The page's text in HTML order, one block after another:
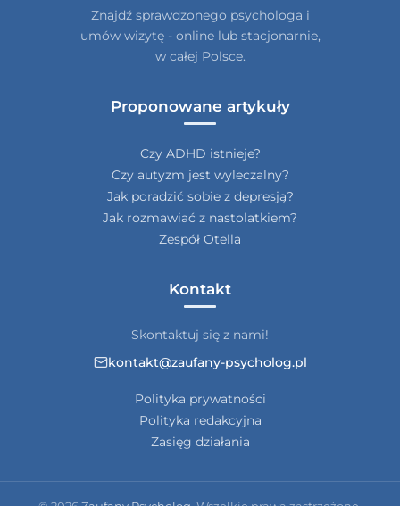
Znajdź sprawdzonego psychologa i
umów wizytę - online lub stacjonarnie,
w całej Polsce.
Proponowane artykuły
Czy ADHD istnieje?
Czy autyzm jest wyleczalny?
Jak poradzić sobie z depresją?
Jak rozmawiać z nastolatkiem?
Zespół Otella
Kontakt
Skontaktuj się z nami!
kontakt@zaufany-psycholog.pl
Polityka prywatności
Polityka redakcyjna
Zasięg działania